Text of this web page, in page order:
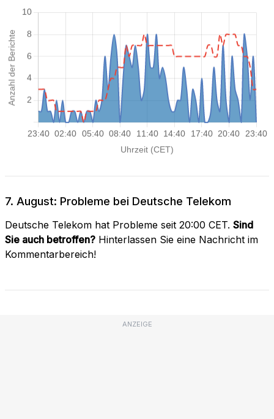
7. August: Probleme bei Deutsche Telekom
Deutsche Telekom hat Probleme seit 20:00 CET. Sind
Sie auch betroffen? Hinterlassen Sie eine Nachricht im
Kommentarbereich!
ANZEIGE